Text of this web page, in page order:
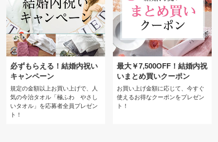
必ずもらえる！結婚内祝い
キャンペーン
規定の金額以上お買い上げで、人
気の今治タオル「極ふわ やさし
いタオル」を応募者全員プレゼン
ト！
最大￥7,500OFF！結婚内祝
いまとめ買いクーポン
お買い上げ金額に応じて、今すぐ
使えるお得なクーポンをプレゼン
ト！